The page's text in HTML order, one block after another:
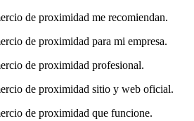
de proximidad me recomiendan.
de proximidad para mi empresa.
de proximidad profesional.
de proximidad sitio y web oficial.
de proximidad que funcione.